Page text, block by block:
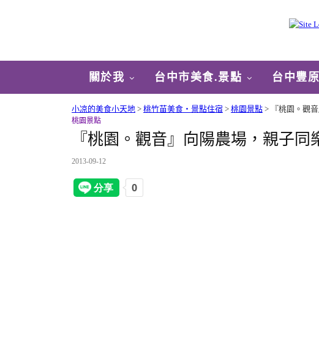
關於我 台中市美食.景點 台中豐
小凉的美食小天地 > 桃竹苗美食‧景點住宿 > 桃園景點 > 『桃園。觀
桃園景點
『桃園。觀音』向陽農場，親子
2013-09-12